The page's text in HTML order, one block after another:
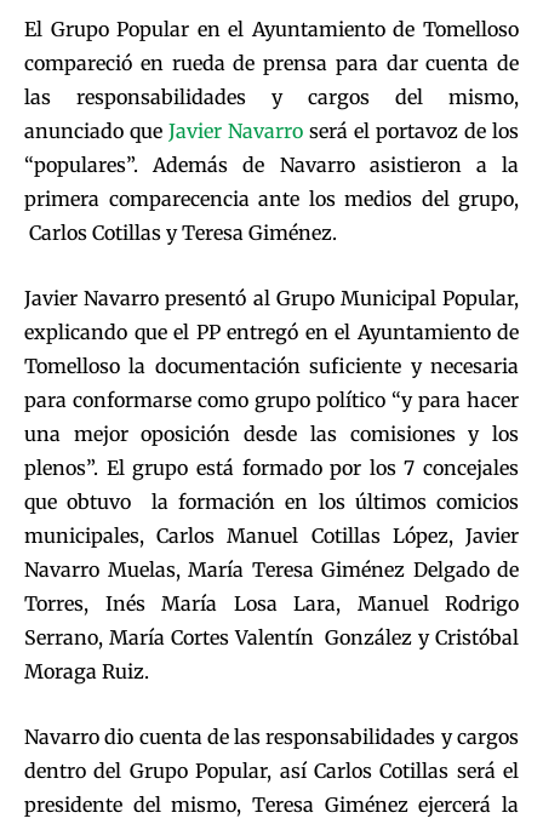
El Grupo Popular en el Ayuntamiento de Tomelloso
compareció en rueda de prensa para dar cuenta de
las responsabilidades y cargos del mismo,
anunciado que Javier Navarro será el portavoz de los
“populares”. Además de Navarro asistieron a la
primera comparecencia ante los medios del grupo,
Carlos Cotillas y Teresa Giménez.
Javier Navarro presentó al Grupo Municipal Popular,
explicando que el PP entregó en el Ayuntamiento de
Tomelloso la documentación suficiente y necesaria
para conformarse como grupo político “y para hacer
una mejor oposición desde las comisiones y los
plenos”. El grupo está formado por los 7 concejales
que obtuvo la formación en los últimos comicios
municipales, Carlos Manuel Cotillas López, Javier
Navarro Muelas, María Teresa Giménez Delgado de
Torres, Inés María Losa Lara, Manuel Rodrigo
Serrano, María Cortes Valentín González y Cristóbal
Moraga Ruiz.
Navarro dio cuenta de las responsabilidades y cargos
dentro del Grupo Popular, así Carlos Cotillas será el
presidente del mismo, Teresa Giménez ejercerá la